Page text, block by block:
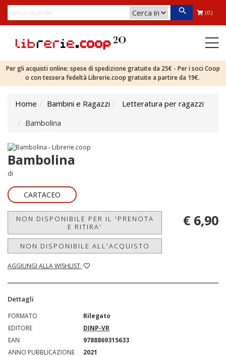
(0)
Per gli acquisti online: spese di spedizione gratuite da 25€ - Per i soci Coop
o con tessera fedeltà Librerie.coop gratuite a partire da 19€.
Home Bambini e Ragazzi
Letteratura per ragazzi
Bambolina
Bambolina
di
CARTACEO
NON DISPONIBILE PER IL 'PRENOTA
E RITIRA'
NON DISPONIBILE ALL'ACQUISTO
AGGIUNGI ALLA WISHLIST
€ 6,90
Dettagli
FORMATO
Rilegato
EDITORE
DINP-VR
EAN
9788869315633
ANNO PUBBLICAZIONE
2021